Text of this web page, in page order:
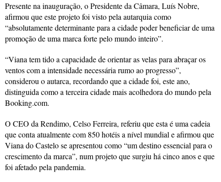
Presente na inauguração, o Presidente da Câmara, Luís Nobre,
afirmou que este projeto foi visto pela autarquia como
“absolutamente determinante para a cidade poder beneficiar de uma
promoção de uma marca forte pelo mundo inteiro”.
“Viana tem tido a capacidade de orientar as velas para abraçar os
ventos com a intensidade necessária rumo ao progresso”,
considerou o autarca, recordando que a cidade foi, este ano,
distinguida como a terceira cidade mais acolhedora do mundo pela
Booking.com.
O CEO da Rendimo, Celso Ferreira, referiu que esta é uma cadeia
que conta atualmente com 850 hotéis a nível mundial e afirmou que
Viana do Castelo se apresentou como “um destino essencial para o
crescimento da marca”, num projeto que surgiu há cinco anos e que
foi afetado pela pandemia.